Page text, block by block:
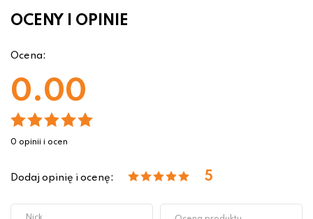
OCENY I OPINIE
Ocena:
0.00
0 opinii i ocen
Dodaj opinię i ocenę: 5